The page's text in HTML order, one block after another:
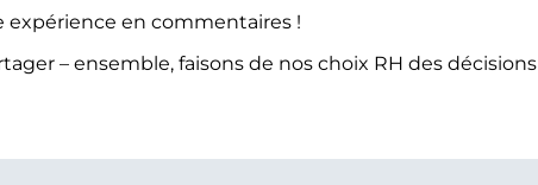
expérience en commentaires !
– ensemble, faisons de nos choix RH des décisions